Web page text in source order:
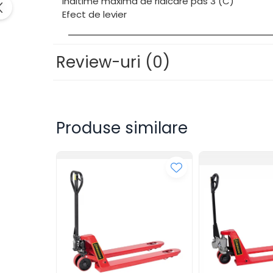
Masini de ascutit burghie
Masini de rectificat plan
Masini de slefuit combinate
Masini de slefuit cu banda
Masini de slefuit cu mediu umed
Masini de slefuit cutite de gravat
Masini pentru slefuit tevi
Masini universale de ascutit
Polizoare de banc
Efect de levier
Review-uri (0)
Produse similare